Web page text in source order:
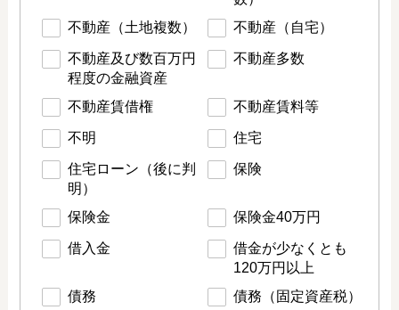
不動産（土地複数）
不動産（自宅）
不動産及び数百万円
程度の金融資産
不動産多数
不動産賃借権 不動産賃料等
不明 住宅
住宅ローン（後に判
明）
保険
保険金 保険金40万円
借入金
借金が少なくとも
120万円以上
債務
債務（固定資産税）